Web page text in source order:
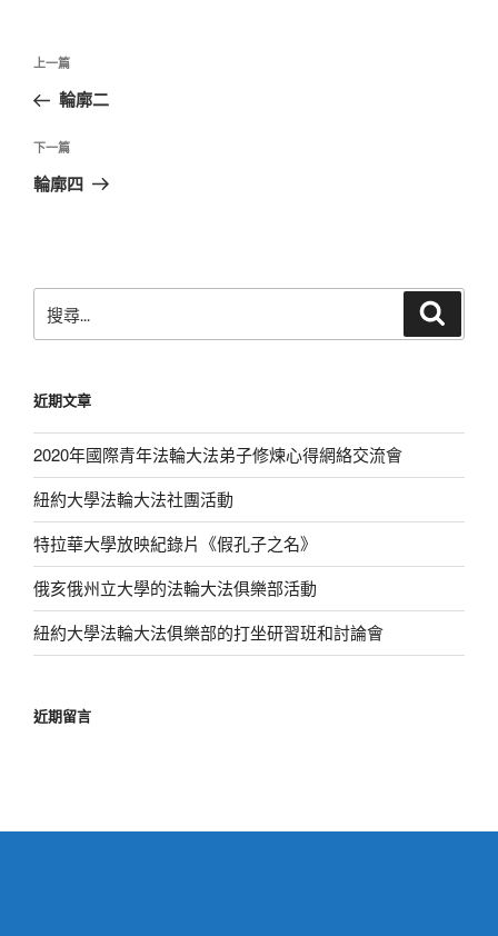
文
導
覽
上
一
文
章
上一篇
輪廓二
下
一
下一篇
輪廓四
尋
字:
近期文章
2020年國際青年法輪大法弟子修煉心得網絡交流會
紐約大學法輪大法社團活動
特拉華大學放映紀錄片《假孔子之名》
俄亥俄州立大學的法輪大法俱樂部活動
紐約大學法輪大法俱樂部的打坐研習班和討論會
近期留言